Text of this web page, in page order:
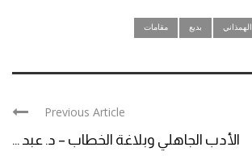
الهمذاني بديع مقامات
Previous Article
الأدب الجاهلي وبلاغة الخطاب – د. عبد ...